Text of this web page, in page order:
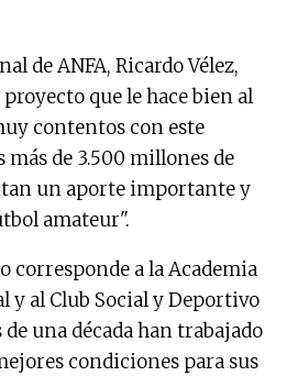
de ANFA, Ricardo Vélez,
que le hace bien al
contentos con este
de 3.500 millones de
un aporte importante y
amateur".
corresponde a la Academia
y al Club Social y Deportivo
de una década han trabajado
condiciones para sus